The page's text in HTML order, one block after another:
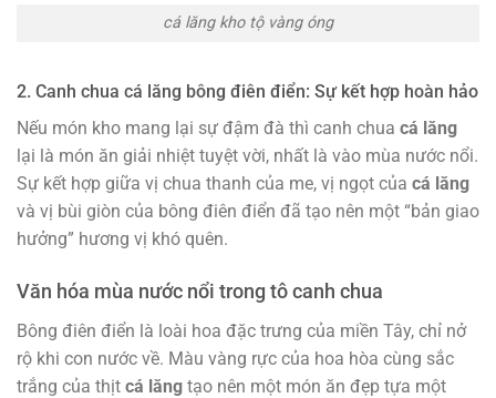
cá lăng kho tộ vàng óng
2. Canh chua cá lăng bông điên điển: Sự kết hợp hoàn hảo
Nếu món kho mang lại sự đậm đà thì canh chua cá lăng
lại là món ăn giải nhiệt tuyệt vời, nhất là vào mùa nước nổi.
Sự kết hợp giữa vị chua thanh của me, vị ngọt của cá lăng
và vị bùi giòn của bông điên điển đã tạo nên một “bản giao
hưởng” hương vị khó quên.
Văn hóa mùa nước nổi trong tô canh chua
Bông điên điển là loài hoa đặc trưng của miền Tây, chỉ nở
rộ khi con nước về. Màu vàng rực của hoa hòa cùng sắc
trắng của thịt cá lăng tạo nên một món ăn đẹp tựa một